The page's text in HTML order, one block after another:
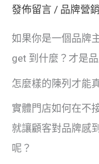
發佈留言 / 品牌營銷
如果你是一個品牌
get 到什麼？才是
怎麼樣的陳列才能
實體門店如何在不
就讓顧客對品牌感
呢？
陳
列？
到
氛
圍，